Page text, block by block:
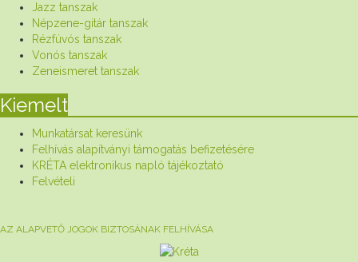
Jazz tanszak
Népzene-gitár tanszak
Rézfúvós tanszak
Vonós tanszak
Zeneismeret tanszak
Kiemelt
Munkatársat keresünk
Felhívás alapítványi támogatás befizetésére
KRÉTA elektronikus napló tájékoztató
Felvételi
AZ ALAPVETŐ JOGOK BIZTOSÁNAK FELHÍVÁSA